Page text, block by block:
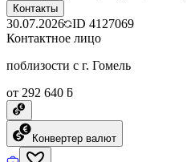
Контакты
30.07.2026 ID 4127069
Контактное лицо
поблизости с г. Гомель
от 292 640 ƃ
Конвертер валют